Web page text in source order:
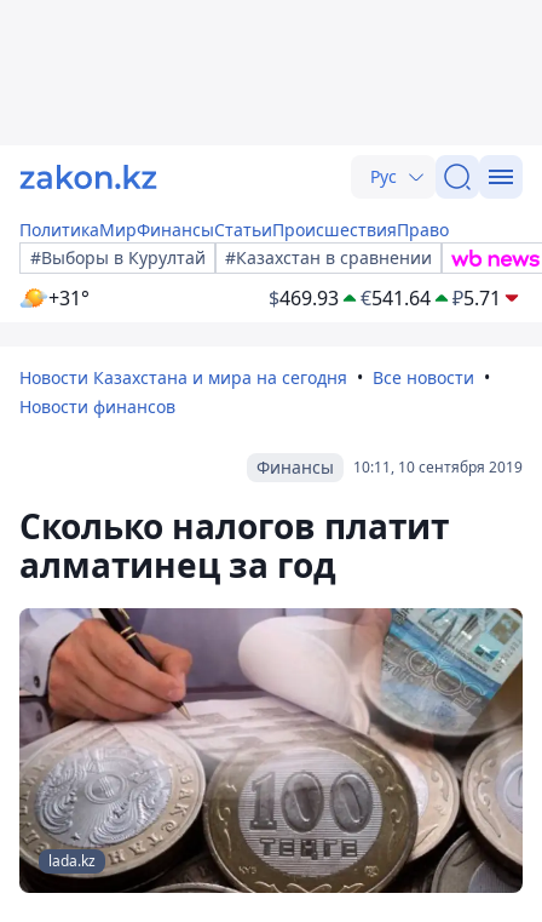
Рус
ПолитикаМирФинансыСтатьиПроисшествияПраво
#Выборы в Курултай
#Казахстан в сравнении
+31° $469.93 €541.64 ₽5.71
Новости Казахстана и мира на сегодня
Все новости
Новости финансов
10:11, 10 сентября 2019
Финансы
Сколько налогов платит
алматинец за год
lada.kz